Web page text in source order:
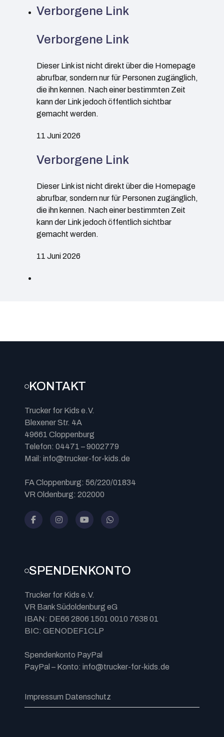
Verborgene Link
Verborgene Link
Dieser Link ist nicht direkt über die Homepage
abrufbar, sondern nur für Personen zugänglich,
die ihn kennen. Nach einer bestimmten Zeit
kann der Link jedoch öffentlich sichtbar
gemacht werden.
11 Juni 2026
Verborgene Link
Dieser Link ist nicht direkt über die Homepage
abrufbar, sondern nur für Personen zugänglich,
die ihn kennen. Nach einer bestimmten Zeit
kann der Link jedoch öffentlich sichtbar
gemacht werden.
11 Juni 2026
KONTAKT
Trucker for Kids e.V.
Blexener Str. 4A
49661 Cloppenburg
Telefon: 04471 – 9002779
Mail: info@trucker-for-kids.de
FA Cloppenburg: 56/220/01834
VR Oldenburg: 202000
SPENDENKONTO
Trucker for Kids e.V.
VR Bank Südoldenburg eG
IBAN: DE66 2806 1501 0010 7638 01
BIC: GENODEF1CLP
Spendenkonto PayPal
PayPal – Konto: info@trucker-for-kids.de
Impressum Datenschutz